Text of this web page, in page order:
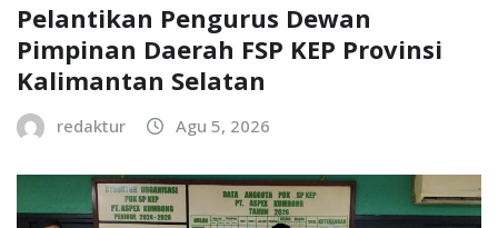
Pelantikan Pengurus Dewan
Pimpinan Daerah FSP KEP Provinsi
Kalimantan Selatan
redaktur Agu 5, 2026